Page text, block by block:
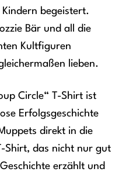
begeistert.
Bär und all die
Kultfiguren
lieben.
Circle“ T-Shirt ist
Erfolgsgeschichte
direkt in die
Shirt, das nicht nur gut
erzählt und